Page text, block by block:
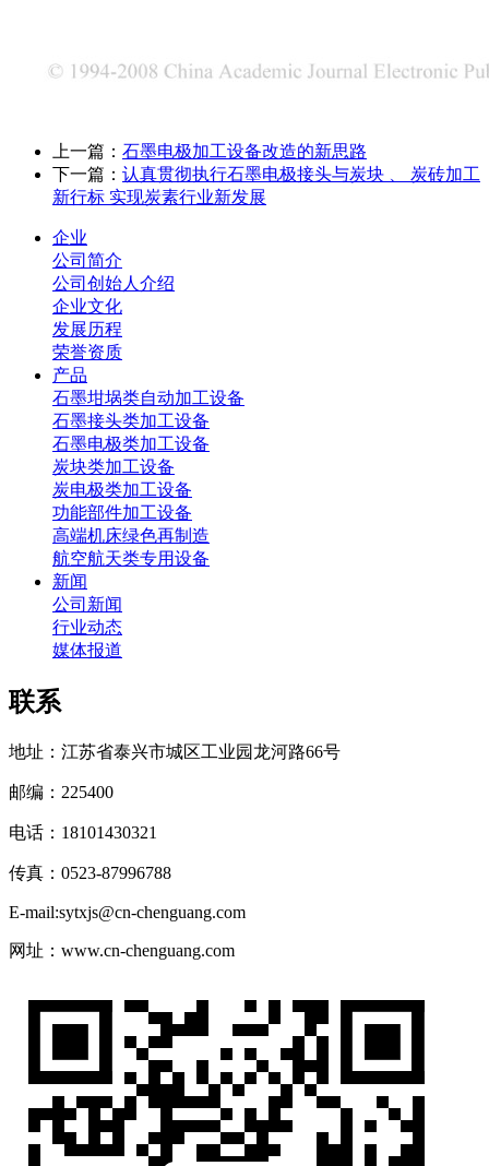
上一篇： 石墨电极加工设备改造的新思路
下一篇： 认真贯彻执行石墨电极接头与炭块 、 炭砖加工
新行标 实现炭素行业新发展
企业
公司简介
公司创始人介绍
企业文化
发展历程
荣誉资质
产品
石墨坩埚类自动加工设备
石墨接头类加工设备
石墨电极类加工设备
炭块类加工设备
炭电极类加工设备
功能部件加工设备
高端机床绿色再制造
航空航天类专用设备
新闻
公司新闻
行业动态
媒体报道
联系
地址：江苏省泰兴市城区工业园龙河路66号
邮编：225400
电话：18101430321
传真：0523-87996788
E-mail:sytxjs@cn-chenguang.com
网址：www.cn-chenguang.com